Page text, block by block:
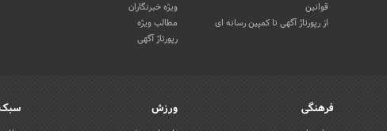
قوانین
از رپورتاژ آگهی تا کمپین رسانه ای
ویژه خبرنگاران
مطالب ویژه
رپورتاژ آگهی
فرهنگی ورزش